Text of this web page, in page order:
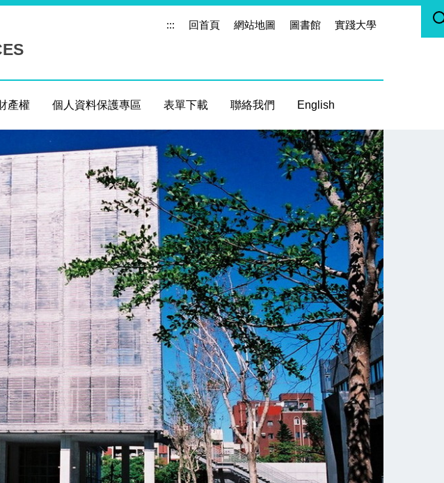
::: 回首頁 網站地圖 圖書館 實踐大學
產權 個人資料保護專區 表單下載 聯絡我們 English